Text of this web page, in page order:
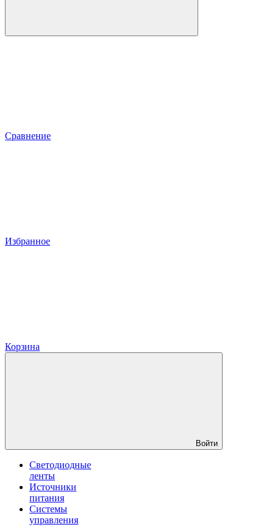
Сравнение
Избранное
Корзина
Войти
Светодиодные
ленты
Источники
питания
Системы
управления